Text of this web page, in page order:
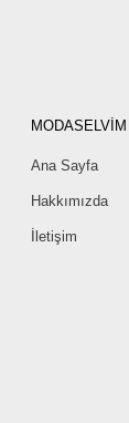
MODASELVİM
Ana Sayfa
Hakkımızda
İletişim